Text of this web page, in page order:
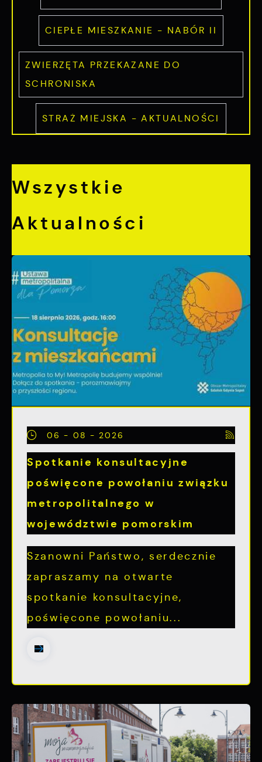
CIEPŁE MIESZKANIE - NABÓR II
ZWIERZĘTA PRZEKAZANE DO
SCHRONISKA
STRAŻ MIEJSKA - AKTUALNOŚCI
Wszystkie
Aktualności
06 - 08 - 2026
Spotkanie konsultacyjne
poświęcone powołaniu związku
metropolitalnego w
województwie pomorskim
Szanowni Państwo, serdecznie
zapraszamy na otwarte
spotkanie konsultacyjne,
poświęcone powołaniu...